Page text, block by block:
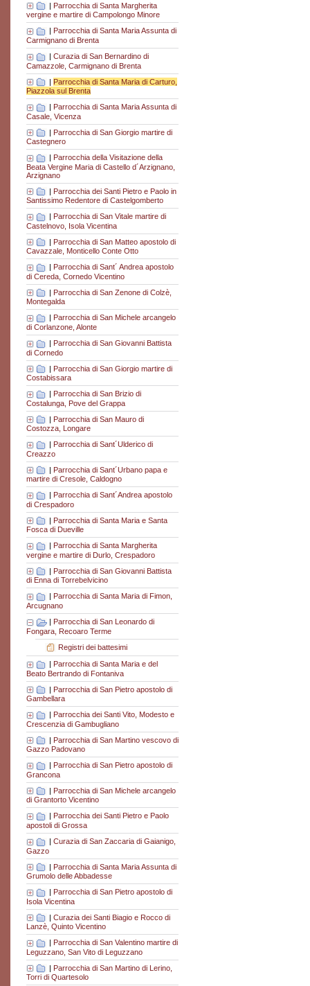
| Parrocchia di Santa Margherita
vergine e martire di Campolongo Minore
Parrocchia di Santa Maria Assunta di
Carmignano di Brenta
| Curazia di San Bernardino di
Camazzole, Carmignano di Brenta
| Parrocchia di Santa Maria di Carturo,
Piazzola sul Brenta
| Parrocchia di Santa Maria Assunta di
Casale, Vicenza
| Parrocchia di San Giorgio martire di
Castegnero
| Parrocchia della Visitazione della
Beata Vergine Maria di Castello d´Arzignano,
Arzignano
| Parrocchia dei Santi Pietro e Paolo in
Santissimo Redentore di Castelgomberto
Parrocchia di San Vitale martire di
Castelnovo, Isola Vicentina
| Parrocchia di San Matteo apostolo di
Cavazzale, Monticello Conte Otto
Parrocchia di Sant´ Andrea apostolo
di Cereda, Cornedo Vicentino
| Parrocchia di San Zenone di Colzè,
Montegalda
Parrocchia di San Michele arcangelo
di Corlanzone, Alonte
| Parrocchia di San Giovanni Battista
di Cornedo
| Parrocchia di San Giorgio martire di
Costabissara
| Parrocchia di San Brizio di
Costalunga, Pove del Grappa
| Parrocchia di San Mauro di
Costozza, Longare
Parrocchia di Sant´Ulderico di
Creazzo
| Parrocchia di Sant´Urbano papa e
martire di Cresole, Caldogno
Parrocchia di Sant´Andrea apostolo
di Crespadoro
| Parrocchia di Santa Maria e Santa
Fosca di Dueville
Parrocchia di Santa Margherita
vergine e martire di Durlo, Crespadoro
| Parrocchia di San Giovanni Battista
di Enna di Torrebelvicino
Parrocchia di Santa Maria di Fimon,
Arcugnano
| Parrocchia di San Leonardo di
Fongara, Recoaro Terme
Registri dei battesimi
| Parrocchia di Santa Maria e del
Beato Bertrando di Fontaniva
| Parrocchia di San Pietro apostolo di
Gambellara
Parrocchia dei Santi Vito, Modesto e
Crescenzia di Gambugliano
| Parrocchia di San Martino vescovo di
Gazzo Padovano
Parrocchia di San Pietro apostolo di
Grancona
| Parrocchia di San Michele arcangelo
di Grantorto Vicentino
Parrocchia dei Santi Pietro e Paolo
apostoli di Grossa
| Curazia di San Zaccaria di Gaianigo,
Gazzo
| Parrocchia di Santa Maria Assunta di
Grumolo delle Abbadesse
| Parrocchia di San Pietro apostolo di
Isola Vicentina
| Curazia dei Santi Biagio e Rocco di
Lanzè, Quinto Vicentino
| Parrocchia di San Valentino martire di
Leguzzano, San Vito di Leguzzano
| Parrocchia di San Martino di Lerino,
Torri di Quartesolo